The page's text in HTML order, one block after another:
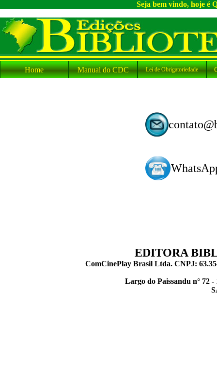
Seja bem vindo, hoje é
Home Manual do CDC Lei de Obrigatoriedade
EDITORA
ComCinePlay Brasil Ltda. CNPJ:
Largo do Paissandu n° 72